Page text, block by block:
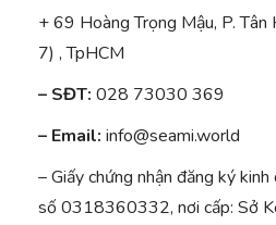
+ 69 Hoàng Trọng Mậu, P. Tân
7) , TpHCM
– SĐT: 028 73030 369
– Email: info@seami.world
– Giấy chứng nhận đăng ký
số 0318360332, nơi cấp: Sở